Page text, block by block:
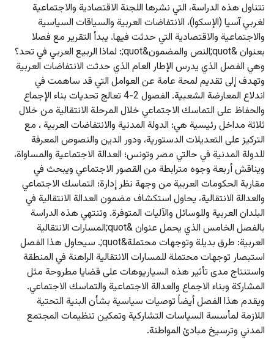
تتناول هذه الدراسة، التي نشرها اللجنة الاقتصادية والاجتماعية
لغربي آسيا (الإسكوا)، الانتفاضات العربية والسياقات السياسية
والاجتماعية والاقتصادية التي حدثت فيها. يبدأ التقرير مع فصلا
بعنوان &quot;النص والمضمون&quot;: لماذا الربيع العربي في تحد؟
وهي الفصل الذي يدرس الإطار العام الذي حدثت الانتفاضات العربية
وتهدف إلى تقديم لمحة عامة عن العوامل التي قد ساهمت في
اندلاع المعارضة الشعبية. الفصول 2-4 تعالج تحديات بناء الإجماع
والحفاظ على التماسك الاجتماعي خلال المرحلة الانتقالية من خلال
ثلاثة مداخل رئيسية هي: الدولة المدنية والانتفاضات العربية ، مع
التركيز على التعديلات الدستورية، ودور الدين والنصوص المعرفة
للدولة المدنية في حالتي مصر وتونس؛ العدالة الاجتماعية والمساواة،
ويناقش أربعة وجوه مترابطة من القصور الاجتماعي ويبحث في
مقاربة الحكومات العربية من وجهة نظر إدارة؛ التماسك الاجتماعي
والعدالة الانتقالية، يحاول استكشاف مضمون العدالة الانتقالية في
البلدان العربية وللوسائل والآليات المتوفرة. وتنتهي هذه الدراسة
بالفصل الخامس الذي يحمل عنوان &quot;المسارات الانتقالية
العربية: طرق بديلة وتوجهات محتملة&quot;. سيحاول هذا الفصل
استبصار توجهات محتملة للمسارات الانتقالية الراهنة في المنطقة
واستنتاج مدى تأثير هذه السياريوهات على قضايا مطروحة مثل
المشاركة وبناء الاجماع والعدالة الاجتماعية والتماسك الاجتماعي.
ويقدم هذا الفصل أيضاً توصيات سياسية بشأن البنية التحتية
اللازمة لمأسسة السياسات التشاركية وتمكين تنظيمات المجتمع
المدني وترسيخ مبادئ المواطنة.